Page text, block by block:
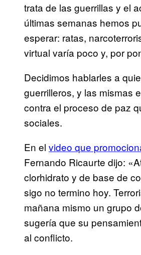
trata de las guerrillas y el
últimas semanas hemos
esperar: ratas,
virtual varía poco y, por
Decidimos hablarles a
guerrilleros, y las mismas
contra el proceso de paz
sociales.
En el video que
Fernando Ricaurte dijo:
clorhidrato y de base de
sigo no termino hoy.
mañana mismo un grupo
sugería que su
al conflicto.